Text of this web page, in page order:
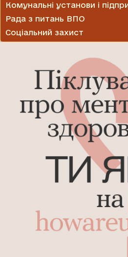
Комунальні установи і
Рада з питань ВПО
Соціальний захист